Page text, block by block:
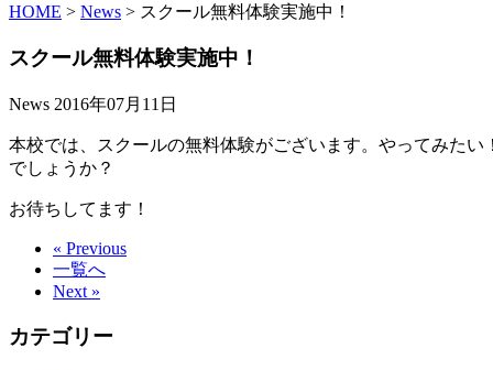
HOME > News > スクール無料体験実施中！
スクール無料体験実施中！
News 2016年07月11日
本校では、スクールの無料体験がございます。やってみた
でしょうか？
お待ちしてます！
« Previous
一覧へ
Next »
カテゴリー